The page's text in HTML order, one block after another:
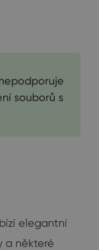
souborů s
elegantní
a některé